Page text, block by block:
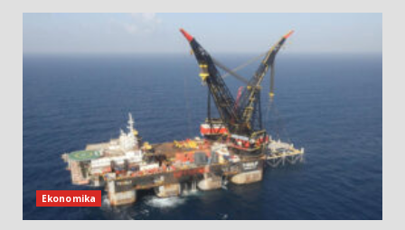
Ekonomika